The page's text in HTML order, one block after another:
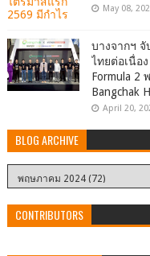
May 08,
บางจากฯ
ไทยต่อเนื่อ
Formula 2
Bangchak
April 20,
BLOG ARCHIVE
CONTRIBUTORS